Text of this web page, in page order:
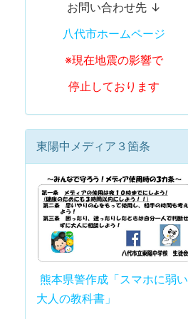
お問い合わせ先 ↓
八代市ホームページ
※現在地震の影響で
停止しております
東陽中メディア３箇条
熊本県警作成「スマホに弱い
大人の教科書」